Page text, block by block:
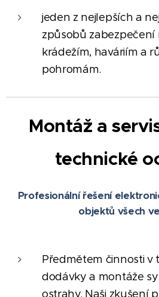
jeden z nejlepších a
způsobů zabezpečení
krádežím, haváriím a
pohromám.
Montáž a
technické
Profesionální řešení
objektů všech
Předmětem činnosti v
dodávky a montáže
ostrahy. Naši zkušení